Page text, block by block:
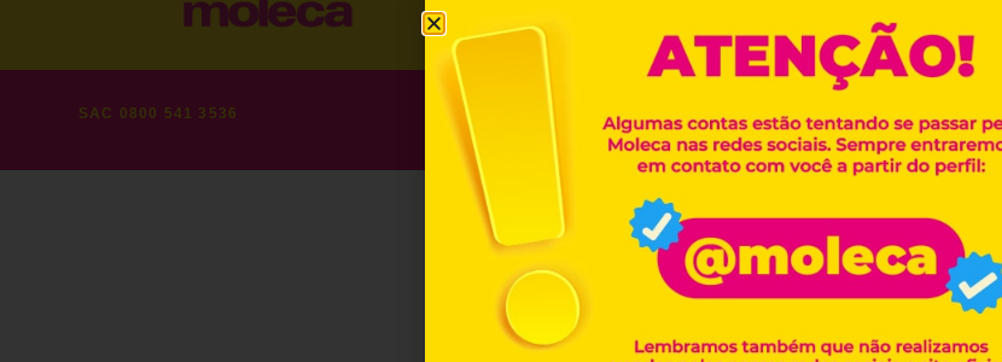
SAC 0800 541 3536 FAQ POLÍTICA DE TROCA